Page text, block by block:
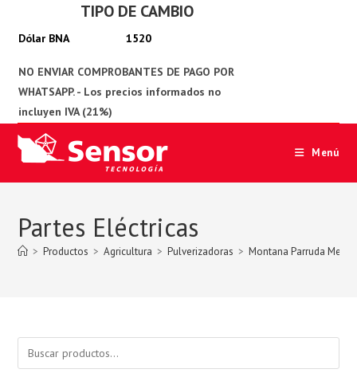
TIPO DE CAMBIO
1520
Menú
Partes Eléctricas
> Productos > Agricultura > Pulverizadoras > Montana Parruda